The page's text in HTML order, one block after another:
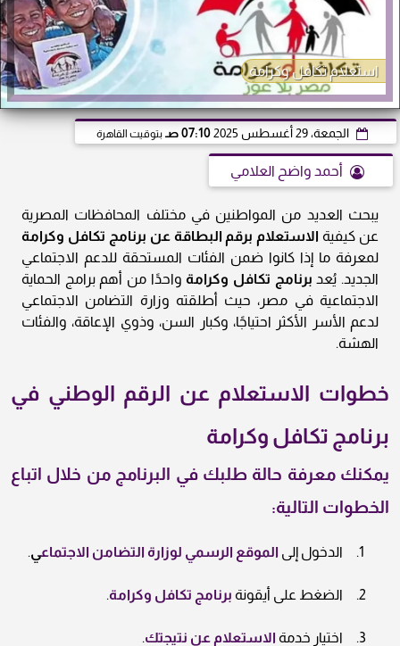
استعلام تكافل وكرامة
الجمعة، 29 أغسطس 2025 07:10 صـ بتوقيت القاهرة
أحمد واضح العلامي
يبحث العديد من المواطنين في مختلف المحافظات المصرية
عن كيفية الاستعلام برقم البطاقة عن برنامج تكافل وكرامة
لمعرفة ما إذا كانوا ضمن الفئات المستحقة للدعم الاجتماعي
الجديد. يُعد برنامج تكافل وكرامةواحدًا من أهم برامج الحماية
الاجتماعية في مصر، حيث أطلقته وزارة التضامن الاجتماعي
لدعم الأسر الأكثر احتياجًا، وكبار السن، وذوي الإعاقة، والفئات
الهشة.
خطوات الاستعلام عن الرقم الوطني في
برنامج تكافل وكرامة
يمكنك معرفة حالة طلبك في البرنامج من خلال اتباع
الخطوات التالية:
الدخول إلى الموقع الرسمي لوزارة التضامن الاجتماعي.
الضغط على أيقونة برنامج تكافل وكرامة.
اختيار خدمة الاستعلام عن نتيجتك.